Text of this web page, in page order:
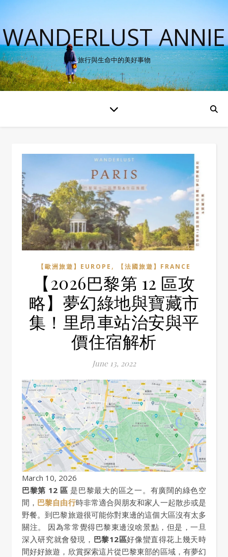
WANDERLUST ANNIE
旅行與生命中的美好事物
【歐洲旅遊】EUROPE , 【法國旅遊】FRANCE
【2026巴黎第 12 區攻
略】夢幻綠地與寶藏市
集！里昂車站治安與平
價住宿解析
June 13, 2022
March 10, 2026
巴黎第 12 區 是巴黎最大的區之一。有廣闊的綠色空
間， 巴黎自由行時非常適合與朋友和家人一起散步或是
野餐。到巴黎旅遊很可能你對東邊的這個大區沒有太多
關注。 因為常常覺得巴黎東邊沒啥景點，但是，一旦
深入研究就會發現， 巴黎12區好像蠻直得花上幾天時
間好好旅遊，欣賞探索這片從巴黎東部的區域，有夢幻